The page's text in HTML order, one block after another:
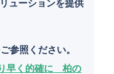
ューションを提供
参照ください。
早く的確に 柏の